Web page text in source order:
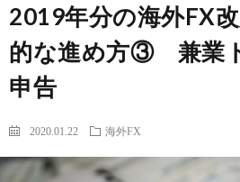
2019年分の海外FX
的な進め方③ 兼業
申告
2020.01.22 海外FX